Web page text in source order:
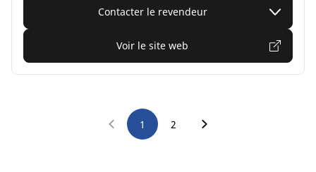
Contacter le revendeur
Voir le site web
1 2